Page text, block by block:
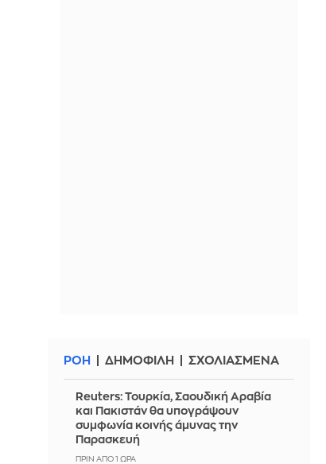
ΡΟΗ ΔΗΜΟΦΙΛΗ ΣΧΟΛΙΑΣΜΕΝΑ
Reuters: Τουρκία, Σαουδική Αραβία
και Πακιστάν θα υπογράψουν
συμφωνία κοινής άμυνας την
Παρασκευή
ΠΡΙΝ ΑΠΌ 1 ΏΡΑ